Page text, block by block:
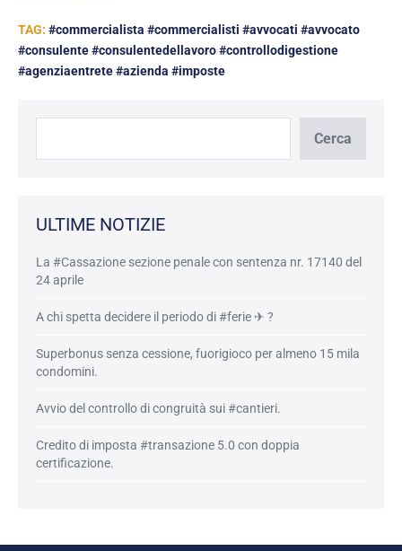
TAG: #commercialista #commercialisti #avvocati #avvocato
#consulente #consulentedellavoro #controllodigestione
#agenziaentrete #azienda #imposte
Cerca
ULTIME NOTIZIE
La #Cassazione sezione penale con sentenza nr. 17140 del
24 aprile
A chi spetta decidere il periodo di #ferie ✈ ?
Superbonus senza cessione, fuorigioco per almeno 15 mila
condomini.
Avvio del controllo di congruità sui #cantieri.
Credito di imposta #transazione 5.0 con doppia
certificazione.